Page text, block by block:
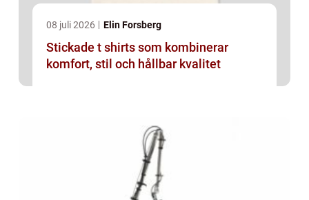
08 juli 2026 Elin Forsberg
Stickade t shirts som kombinerar
komfort, stil och hållbar kvalitet